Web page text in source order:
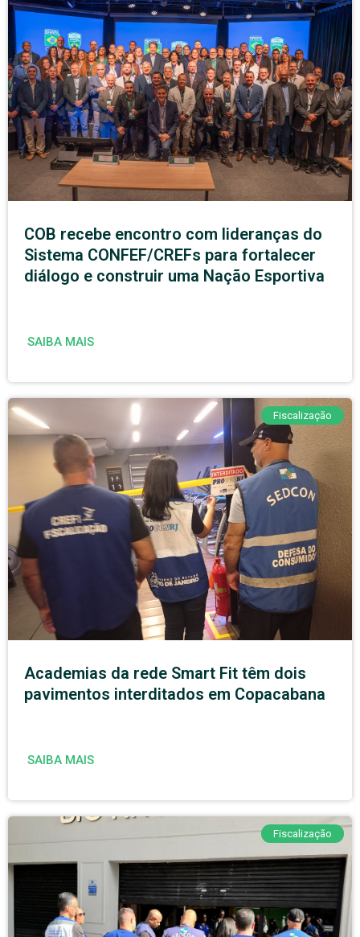
COB recebe encontro com lideranças do
Sistema CONFEF/CREFs para fortalecer
diálogo e construir uma Nação Esportiva
SAIBA MAIS
Fiscalização
Academias da rede Smart Fit têm dois
pavimentos interditados em Copacabana
SAIBA MAIS
Fiscalização